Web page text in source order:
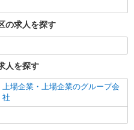
市中川区／最寄駅：山王（愛知
バス停山王橋からすぐ！名古
部コーディネートセンター二課
☆彡＞
の求人を探す
人を探す
上場企業・上場企業のグループ会
社